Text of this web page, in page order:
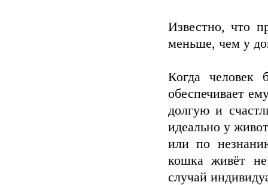
Известно, что
меньше, чем у
Когда человек
обеспечивает
долгую и
идеально у
или по
кошка живёт
случай